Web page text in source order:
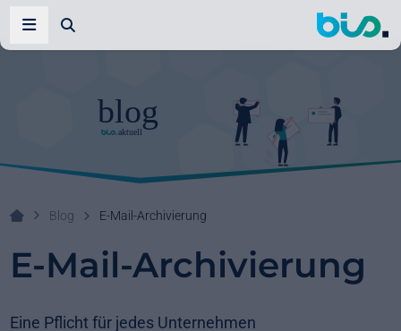
Ihr Systemhaus!
Blog E-Mail-Archivierung
E-Mail-Archivierung
Eine Pflicht für jedes Unternehmen